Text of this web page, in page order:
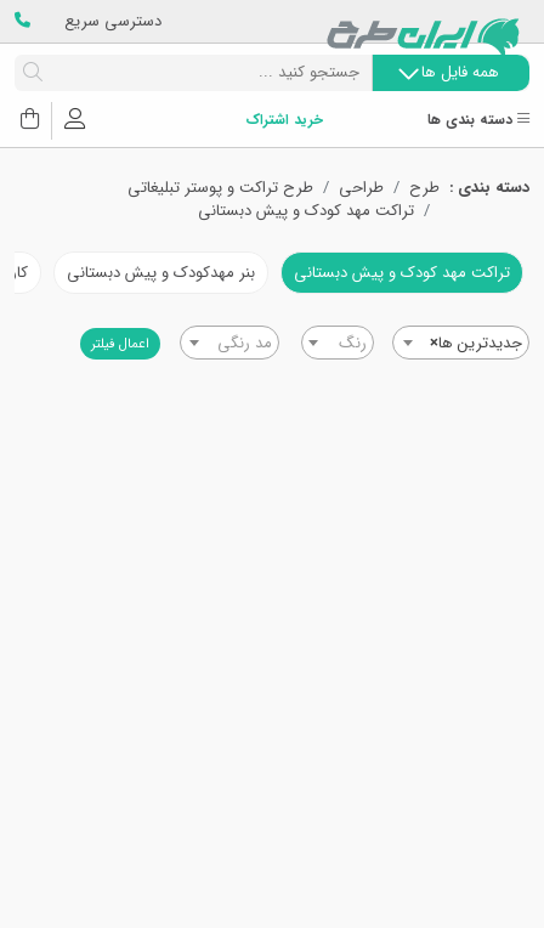
دسترسی سریع
همه فایل ها
دسته بندی ها خرید اشتراک
دسته بندی : طرح طراحی
طرح تراکت و پوستر تبلیغاتی
تراکت مهد کودک و پیش دبستانی
تراکت مهد کودک و پیش دبستانی بنر مهدکودک و پیش دبستانی
×جدیدترین ها رنگ مد رنگی اعمال فیلتر